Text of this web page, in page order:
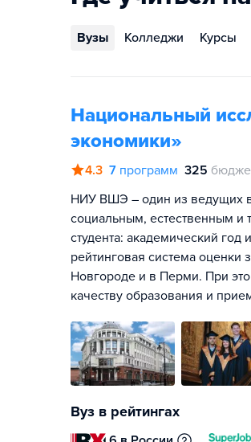
Вузы Колледжи Курсы
Национальный
экономики»
4.3 7 программ 325
НИУ ВШЭ – один из ведущих
социальным, естественным и
студента: академический
рейтинговая система
Новгороде и в Перми. При
качеству образования и
Вуз в рейтингах